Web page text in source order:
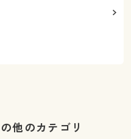
他のカテゴリ